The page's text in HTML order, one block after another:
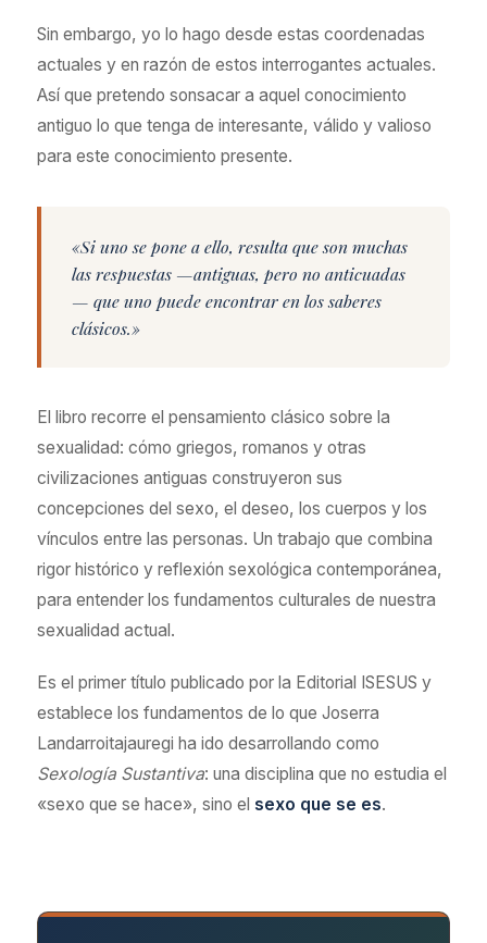
Sin embargo, yo lo hago desde estas coordenadas
actuales y en razón de estos interrogantes actuales.
Así que pretendo sonsacar a aquel conocimiento
antiguo lo que tenga de interesante, válido y valioso
para este conocimiento presente.
«Si uno se pone a ello, resulta que son muchas
las respuestas —antiguas, pero no anticuadas
— que uno puede encontrar en los saberes
clásicos.»
El libro recorre el pensamiento clásico sobre la
sexualidad: cómo griegos, romanos y otras
civilizaciones antiguas construyeron sus
concepciones del sexo, el deseo, los cuerpos y los
vínculos entre las personas. Un trabajo que combina
rigor histórico y reflexión sexológica contemporánea,
para entender los fundamentos culturales de nuestra
sexualidad actual.
Es el primer título publicado por la Editorial ISESUS y
establece los fundamentos de lo que Joserra
Landarroitajauregi ha ido desarrollando como
Sexología Sustantiva: una disciplina que no estudia el
«sexo que se hace», sino el sexo que se es.